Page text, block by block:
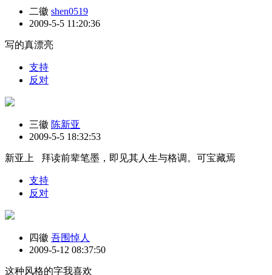
二徽 shen0519
2009-5-5 11:20:36
写的真漂亮
支持
反对
三徽 陈新亚
2009-5-5 18:32:53
新亚上 拜读前辈笔墨，即见其人生与格调。可宝藏焉
支持
反对
四徽 吾围悼人
2009-5-12 08:37:50
这种风格的字我喜欢